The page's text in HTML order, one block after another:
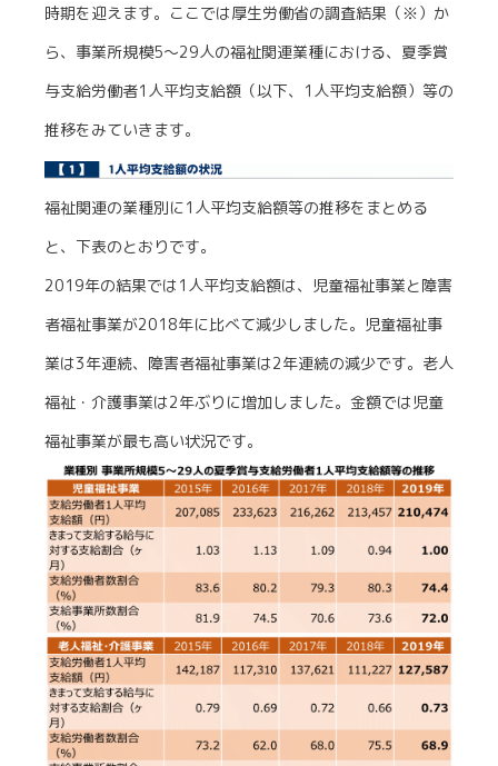
時期を迎えます。ここでは厚生労働省の調査結果（※）か
ら、事業所規模5～29人の福祉関連業種における、夏季賞
与支給労働者1人平均支給額（以下、1人平均支給額）等の
推移をみていきます。
福祉関連の業種別に1人平均支給額等の推移をまとめる
と、下表のとおりです。
2019年の結果では1人平均支給額は、児童福祉事業と障害
者福祉事業が2018年に比べて減少しました。児童福祉事
業は3年連続、障害者福祉事業は2年連続の減少です。老人
福祉・介護事業は2年ぶりに増加しました。金額では児童
福祉事業が最も高い状況です。